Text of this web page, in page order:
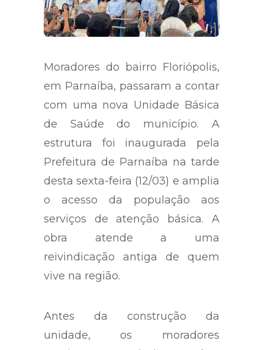
Moradores do bairro Floriópolis,
em Parnaíba, passaram a contar
com uma nova Unidade Básica
de Saúde do município. A
estrutura foi inaugurada pela
Prefeitura de Parnaíba na tarde
desta sexta-feira (12/03) e amplia
o acesso da população aos
serviços de atenção básica. A
obra atende a uma
reivindicação antiga de quem
vive na região.
Antes da construção da
unidade, os moradores